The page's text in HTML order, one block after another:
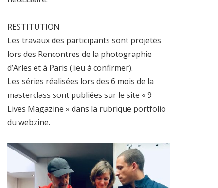
RESTITUTION
Les travaux des participants sont projetés
lors des Rencontres de la photographie
d’Arles et à Paris (lieu à confirmer).
Les séries réalisées lors des 6 mois de la
masterclass sont publiées sur le site « 9
Lives Magazine » dans la rubrique portfolio
du webzine.